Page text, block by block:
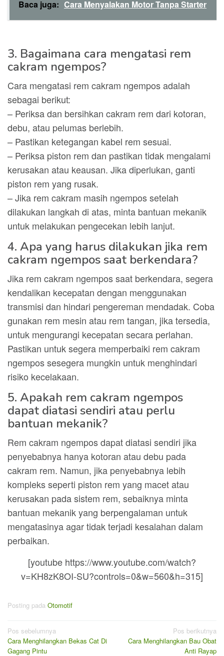
Baca juga: Cara Menyalakan Motor Tanpa Starter
3. Bagaimana cara mengatasi rem
cakram ngempos?
Cara mengatasi rem cakram ngempos adalah
sebagai berikut:
– Periksa dan bersihkan cakram rem dari kotoran,
debu, atau pelumas berlebih.
– Pastikan ketegangan kabel rem sesuai.
– Periksa piston rem dan pastikan tidak mengalami
kerusakan atau keausan. Jika diperlukan, ganti
piston rem yang rusak.
– Jika rem cakram masih ngempos setelah
dilakukan langkah di atas, minta bantuan mekanik
untuk melakukan pengecekan lebih lanjut.
4. Apa yang harus dilakukan jika rem
cakram ngempos saat berkendara?
Jika rem cakram ngempos saat berkendara, segera
kendalikan kecepatan dengan menggunakan
transmisi dan hindari pengereman mendadak. Coba
gunakan rem mesin atau rem tangan, jika tersedia,
untuk mengurangi kecepatan secara perlahan.
Pastikan untuk segera memperbaiki rem cakram
ngempos sesegera mungkin untuk menghindari
risiko kecelakaan.
5. Apakah rem cakram ngempos
dapat diatasi sendiri atau perlu
bantuan mekanik?
Rem cakram ngempos dapat diatasi sendiri jika
penyebabnya hanya kotoran atau debu pada
cakram rem. Namun, jika penyebabnya lebih
kompleks seperti piston rem yang macet atau
kerusakan pada sistem rem, sebaiknya minta
bantuan mekanik yang berpengalaman untuk
mengatasinya agar tidak terjadi kesalahan dalam
perbaikan.
[youtube https://www.youtube.com/watch?
v=KH8zK8OI-SU?controls=0&w=560&h=315]
Posting pada Otomotif
Navigasi
pos
Pos sebelumnya
Cara Menghilangkan Bekas Cat Di
Gagang Pintu
Pos berikutnya
Cara Menghilangkan Bau Obat
Anti Rayap